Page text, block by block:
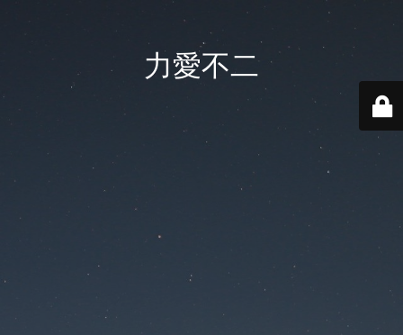
力愛不二